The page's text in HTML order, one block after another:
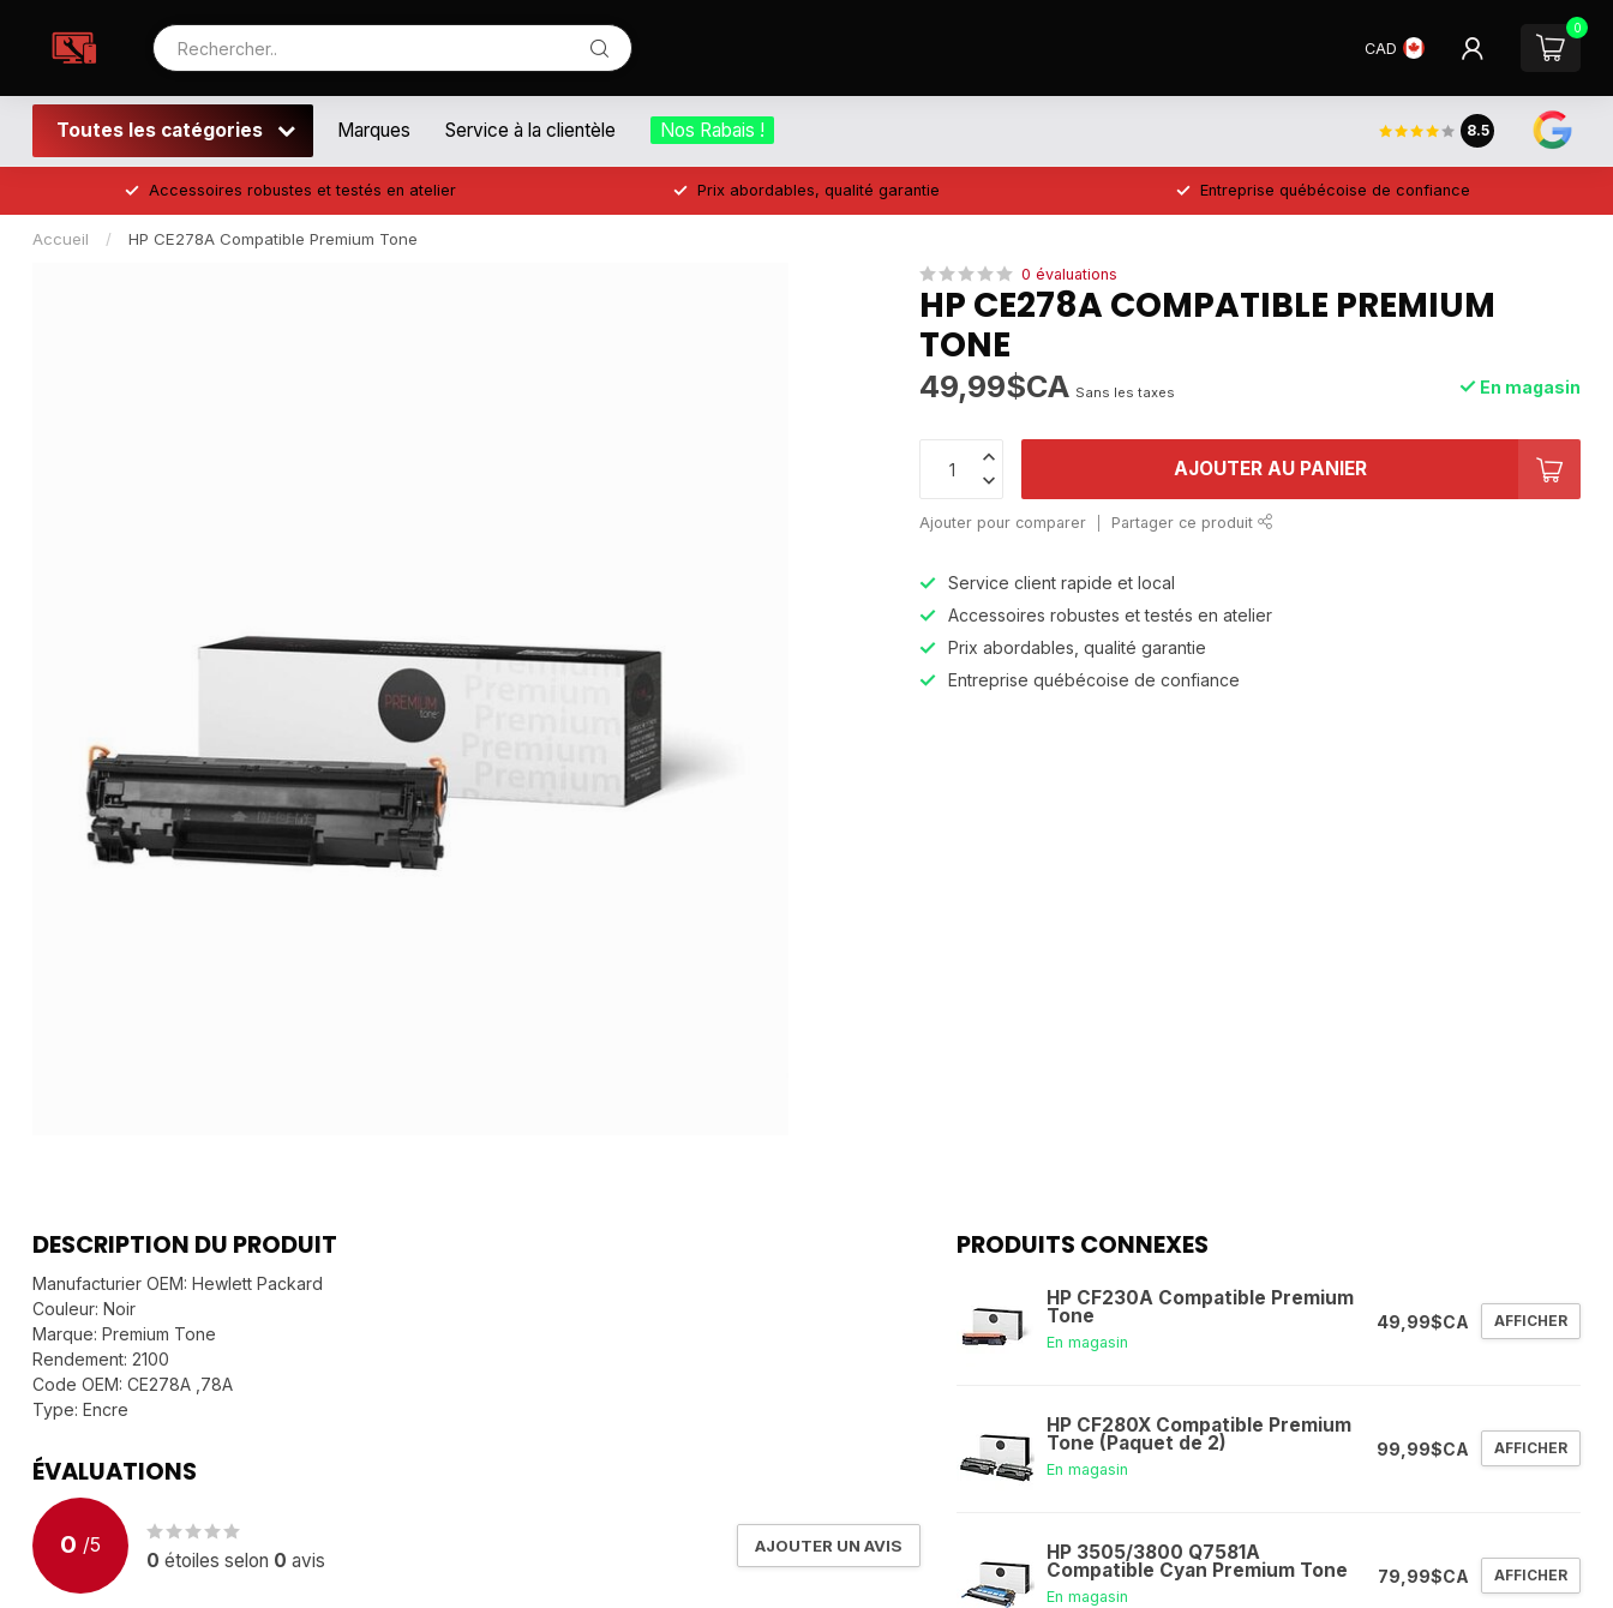
CAD
0
Toutes les catégories Marques Service à la clientèle Nos Rabais ! 8.5
Accessoires robustes et testés en atelier Prix abordables, qualité garantie Entreprise québécoise de confiance
Accueil / HP CE278A Compatible Premium Tone
0 évaluations
HP CE278A COMPATIBLE PREMIUM
TONE
49,99$CA Sans les taxes En magasin
AJOUTER AU PANIER
Ajouter pour comparer Partager ce produit
Service client rapide et local
Accessoires robustes et testés en atelier
Prix abordables, qualité garantie
Entreprise québécoise de confiance
DESCRIPTION DU PRODUIT
Manufacturier OEM: Hewlett Packard
Couleur: Noir
Marque: Premium Tone
Rendement: 2100
Code OEM: CE278A ,78A
Type: Encre
ÉVALUATIONS
0 /5
0 étoiles selon 0 avis
AJOUTER UN AVIS
PRODUITS CONNEXES
HP CF230A Compatible Premium
Tone
En magasin
49,99$CA AFFICHER
HP CF280X Compatible Premium
Tone (Paquet de 2)
En magasin
99,99$CA AFFICHER
HP 3505/3800 Q7581A
Compatible Cyan Premium Tone
En magasin
79,99$CA AFFICHER